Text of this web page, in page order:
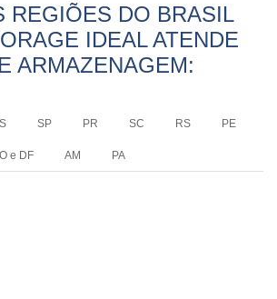
REGIÕES DO BRASIL
IDEAL ATENDE
ARMAZENAGEM:
SP PR SC RS PE
e DF AM PA